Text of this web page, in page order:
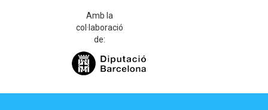
Amb la
col·laboració
de: